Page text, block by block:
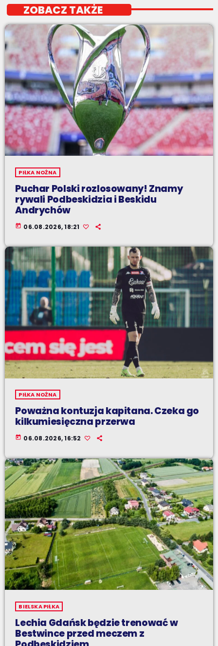
ZOBACZ TAKŻE
PIŁKA NOŻNA
Puchar Polski rozlosowany! Znamy
rywali Podbeskidzia i Beskidu
Andrychów
today 06.08.2026, 18:21
PIŁKA NOŻNA
Poważna kontuzja kapitana. Czeka go
kilkumiesięczna przerwa
today 06.08.2026, 16:52
BIELSKA PIŁKA
Lechia Gdańsk będzie trenować w
Bestwince przed meczem z